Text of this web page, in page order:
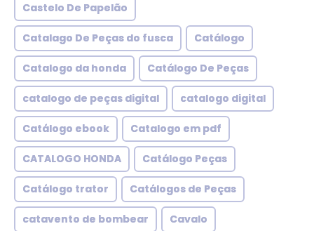
Castelo De Papelão
Catalago De Peças do fusca Catálogo
Catalogo da honda Catálogo De Peças
catalogo de peças digital catalogo digital
Catálogo ebook Catalogo em pdf
CATALOGO HONDA Catálogo Peças
Catálogo trator Catálogos de Peças
catavento de bombear Cavalo